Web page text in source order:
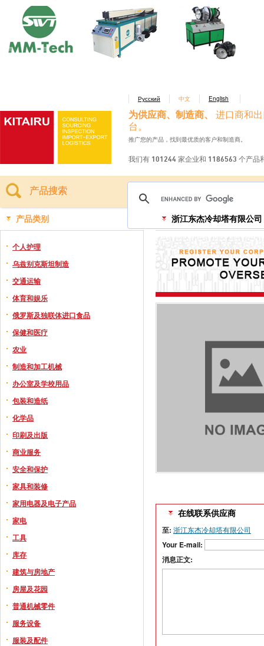
Русский 中文 English
为供应商、制造商、
进口商和
台。
推广您的产品，找到最优质的客户和制造商。
我们有 101244 家企业和 1186563 个产品
产品搜索
产品类别
个人护理
乌兹别克斯坦制造
交通运输
体育和娱乐
俄罗斯及独联体进口食品
保健和医疗
农业
制造和加工机械
办公室及学校用品
包装和造纸
化学品
印刷及出版
商业服务
安全和保护
家具和装修
家用电器及电子产品
家电
工具
库存
建筑与房地产
房屋及花园
普通机械零件
服务设备
服装及配件
浙江东杰冷却塔有限公司
在线联系供应商
至: 浙江东杰冷却塔有限公司
Your E-mail:
消息正文: